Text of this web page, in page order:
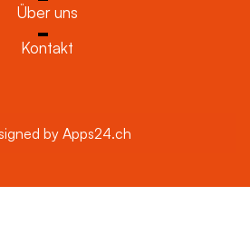
Über uns
Kontakt
by Apps24.ch